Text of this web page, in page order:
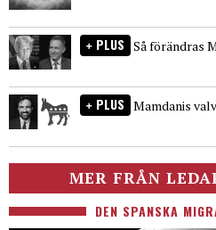
PLUS Så förändras
PLUS Mamdanis
MER FRÅN
DEN SPANSKA